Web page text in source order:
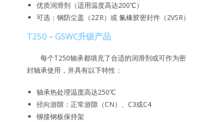
优质润滑剂（适用温度高达200℃）
可选：钢防尘盖（2ZR）或 氟橡胶密封件（2VSR）
T250 – GSWC升级产品
每个T250轴承都填充了合适的润滑剂或可作为密
封轴承使用，并具有以下特性：
轴承热处理温度高达250℃
径向游隙：正常游隙（CN）、C3或C4
铆接钢板保持架